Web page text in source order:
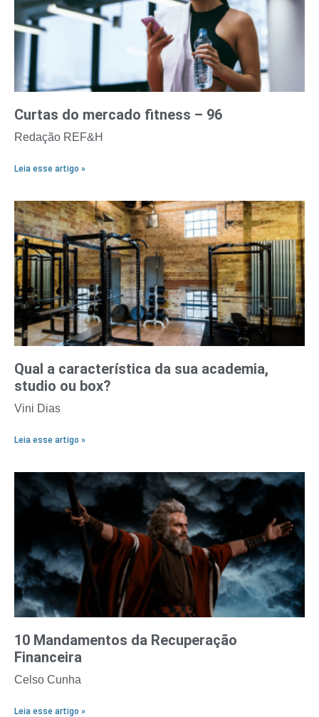
Curtas do mercado fitness – 96
Redação REF&H
Leia esse artigo »
Qual a característica da sua academia,
studio ou box?
Vini Dias
Leia esse artigo »
10 Mandamentos da Recuperação
Financeira
Celso Cunha
Leia esse artigo »